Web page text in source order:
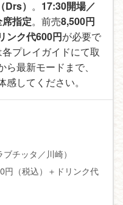
） 。 17:30開場／
指定。前売8,500円
ンク代600円が必要で
プレイガイドにて取
最新モードまで、
してください。
チッタ／川崎）
円（税込）＋ドリンク代